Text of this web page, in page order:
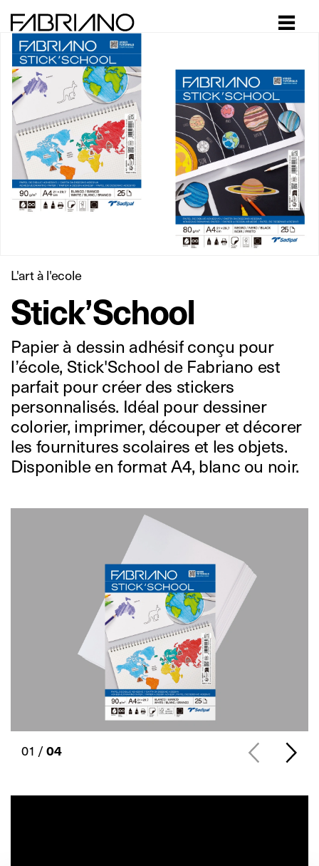
L'art à l'ecole
Stick’School
Papier à dessin adhésif conçu pour
l’école, Stick'School de Fabriano est
parfait pour créer des stickers
personnalisés. Idéal pour dessiner
colorier, imprimer, découper et décorer
les fournitures scolaires et les objets.
Disponible en format A4, blanc ou noir.
01 /04